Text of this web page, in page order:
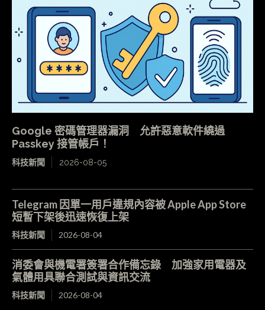
Google 密碼管理器漏洞 允許惡意軟件繞過
Passkey 接管帳戶！
科技新聞 2026-08-05
Telegram 因單一用戶違規內容被 Apple App Store
短暫下架後迅速恢復上架
科技新聞 2026-08-04
消委會與機電署簽署合作備忘錄 加強家用電器及
氣體用具聯合測試與資訊交流
科技新聞 2026-08-04